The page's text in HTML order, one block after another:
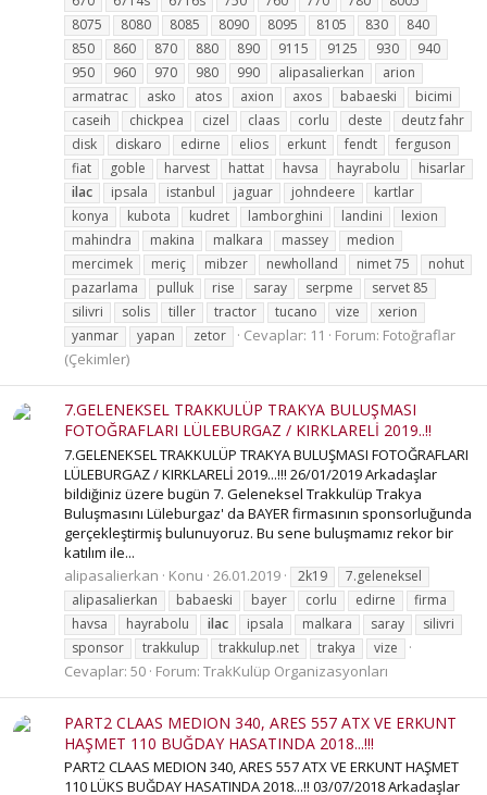
8075
8080 8085 8090 8095 8105 830
840
850
860 870 880 890 9115 9125 930
940
950
960 970 980 990 alipasalierkan
arion
armatrac
asko atos axion axos babaeski
bicimi
caseih
chickpea cizel claas corlu deste
deutz fahr
disk
diskaro edirne elios erkunt fendt
ferguson
fiat
goble harvest hattat havsa hayrabolu
hisarlar
ilac
ipsala istanbul jaguar johndeere
kartlar
konya
kubota kudret lamborghini landini
lexion
mahindra
makina malkara massey
medion
mercimek
meriç mibzer newholland nimet 75
nohut
pazarlama
pulluk rise saray serpme
servet 85
silivri
solis tiller tractor tucano vize
xerion
yanmar
yapan zetor Cevaplar: 11 Forum: Fotoğraflar
(Çekimler)
7.GELENEKSEL TRAKKULÜP TRAKYA BULUŞMASI
FOTOĞRAFLARI LÜLEBURGAZ / KIRKLARELİ 2019..!!
7.GELENEKSEL TRAKKULÜP TRAKYA BULUŞMASI FOTOĞRAFLARI
LÜLEBURGAZ / KIRKLARELİ 2019...!!! 26/01/2019 Arkadaşlar
bildiğiniz üzere bugün 7. Geleneksel Trakkulüp Trakya
Buluşmasını Lüleburgaz' da BAYER firmasının sponsorluğunda
gerçekleştirmiş bulunuyoruz. Bu sene buluşmamız rekor bir
katılım ile...
alipasalierkan
Konu 26.01.2019 2k19
7.geleneksel
alipasalierkan
babaeski bayer corlu edirne
firma
havsa
hayrabolu ilac ipsala malkara saray
silivri
sponsor
trakkulup trakkulup.net trakya vize
Cevaplar: 50 Forum: TrakKulüp Organizasyonları
PART2 CLAAS MEDION 340, ARES 557 ATX VE ERKUNT
HAŞMET 110 BUĞDAY HASATINDA 2018...!!!
PART2 CLAAS MEDION 340, ARES 557 ATX VE ERKUNT HAŞMET
110 LÜKS BUĞDAY HASATINDA 2018...!! 03/07/2018 Arkadaşlar